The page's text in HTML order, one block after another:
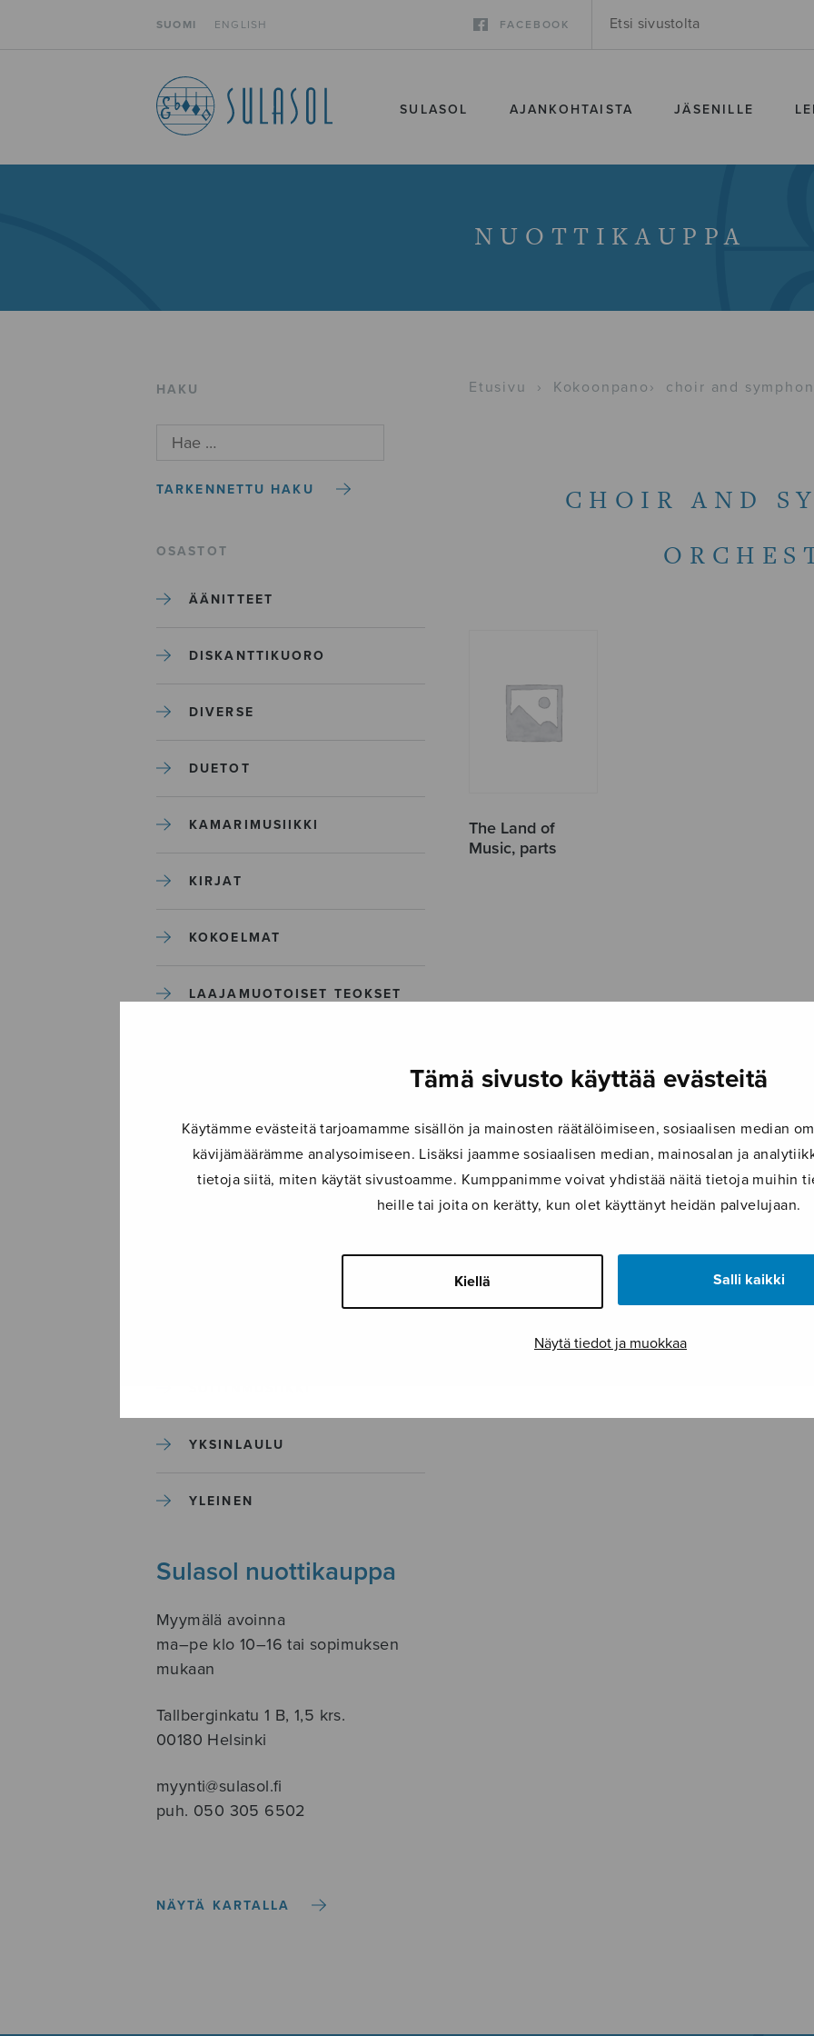
Tämä sivusto käyttää evästeitä
Käytämme evästeitä tarjoamamme sisällön ja mainosten räätälöimiseen, sosiaalisen median
kävijämäärämme analysoimiseen. Lisäksi jaamme sosiaalisen median, mainosalan ja
tietoja siitä, miten käytät sivustoamme. Kumppanimme voivat yhdistää näitä tietoja muihin
heille tai joita on kerätty, kun olet käyttänyt heidän palvelujaan.
Kiellä Salli kaikki
Näytä tiedot ja muokkaa
SUOMI ENGLISH FACEBOOK
SULASOL AJANKOHTAISTA JÄSENILLE
NUOTTIKAUPPA
HAKU
TARKENNETTU HAKU
OSASTOT
ÄÄNITTEET
DISKANTTIKUORO
DIVERSE
DUETOT
KAMARIMUSIIKKI
KIRJAT
KOKOELMAT
LAAJAMUOTOISET TEOKSET
MUUT
YKSINLAULU
YLEINEN
Sulasol nuottikauppa
Myymälä avoinna
ma–pe klo 10–16 tai sopimuksen
mukaan
Tallberginkatu 1 B, 1,5 krs.
00180 Helsinki
myynti@sulasol.fi
puh. 050 305 6502
NÄYTÄ KARTALLA
Etusivu › Kokoonpano › choir and
CHOIR AND
The Land of
Music, parts